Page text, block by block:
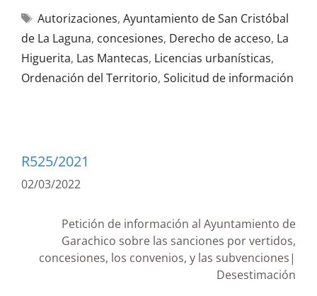
Autorizaciones, Ayuntamiento de San Cristóbal
de La Laguna, concesiones, Derecho de acceso, La
Higuerita, Las Mantecas, Licencias urbanísticas,
Ordenación del Territorio, Solicitud de información
R525/2021
02/03/2022
Petición de información al Ayuntamiento de
Garachico sobre las sanciones por vertidos,
concesiones, los convenios, y las subvenciones|
Desestimación